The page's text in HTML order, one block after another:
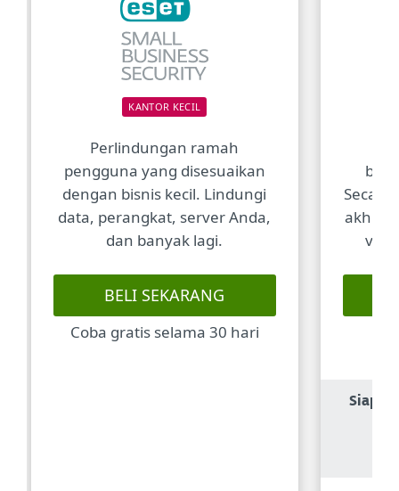
KANTOR KECIL
Perlindungan ramah
pengguna yang disesuaikan
dengan bisnis kecil. Lindungi
data, perangkat, server Anda,
dan banyak lagi.
BELI SEKARANG
Coba gratis selama 30 hari
akhir,
Siapa